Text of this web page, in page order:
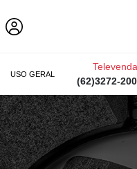
USO GERAL
(62)3272-